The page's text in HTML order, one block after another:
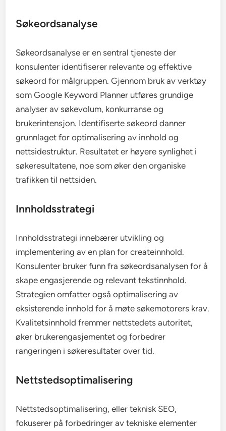
Søkeordsanalyse
Søkeordsanalyse er en sentral tjeneste der
konsulenter identifiserer relevante og effektive
søkeord for målgruppen. Gjennom bruk av verktøy
som Google Keyword Planner utføres grundige
analyser av søkevolum, konkurranse og
brukerintensjon. Identifiserte søkeord danner
grunnlaget for optimalisering av innhold og
nettsidestruktur. Resultatet er høyere synlighet i
søkeresultatene, noe som øker den organiske
trafikken til nettsiden.
Innholdsstrategi
Innholdsstrategi innebærer utvikling og
implementering av en plan for createinnhold.
Konsulenter bruker funn fra søkeordsanalysen for å
skape engasjerende og relevant tekstinnhold.
Strategien omfatter også optimalisering av
eksisterende innhold for å møte søkemotorers krav.
Kvalitetsinnhold fremmer nettstedets autoritet,
øker brukerengasjementet og forbedrer
rangeringen i søkeresultater over tid.
Nettstedsoptimalisering
Nettstedsoptimalisering, eller teknisk SEO,
fokuserer på forbedringer av tekniske elementer